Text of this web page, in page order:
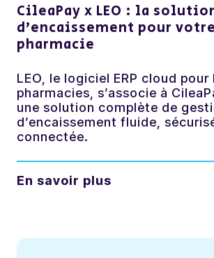
CileaPay x LEO : la
d’encaissement pour votre
pharmacie
LEO, le logiciel ERP cloud pour
pharmacies, s’associe à
une solution complète de
d’encaissement fluide,
connectée.
En savoir plus